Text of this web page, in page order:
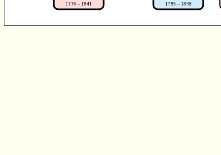
1785 – 1858
1776 – 1841